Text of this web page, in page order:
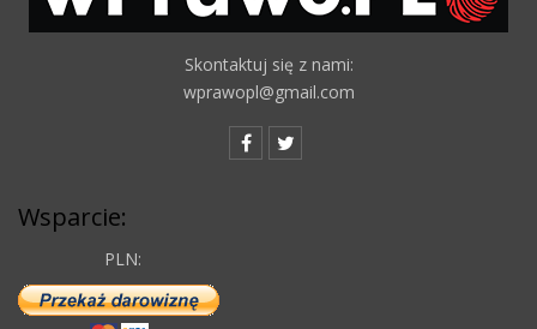
Skontaktuj się z nami:
wprawopl@gmail.com
Wsparcie:
PLN: